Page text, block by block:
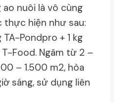
nuôi là vô cùng
thực hiện như sau:
Pondpro + 1 kg
T-Food. Ngâm từ 2 –
– 1.500 m2, hòa
sáng, sử dụng liên